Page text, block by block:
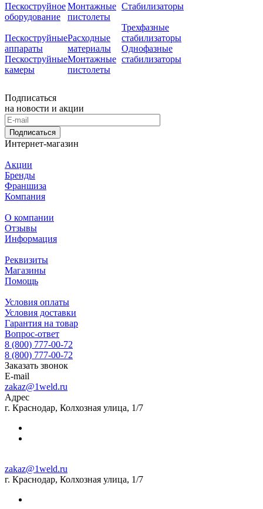
Пескоструйное
оборудование
Пескоструйные
аппараты
Пескоструйные
камеры
Монтажные
пистолеты
Расходные
материалы
Монтажные
пистолеты
Стабилизаторы
Трехфазные
стабилизаторы
Однофазные
стабилизаторы
Подписаться
на новости и акции
Подписаться
Интернет-магазин
Акции
Бренды
Франшиза
Компания
О компании
Отзывы
Информация
Реквизиты
Магазины
Помощь
Условия оплаты
Условия доставки
Гарантия на товар
Вопрос-ответ
8 (800) 777-00-72
8 (800) 777-00-72
Заказать звонок
E-mail
zakaz@1weld.ru
Адрес
г. Краснодар, Колхозная улица, 1/7
zakaz@1weld.ru
г. Краснодар, Колхозная улица, 1/7